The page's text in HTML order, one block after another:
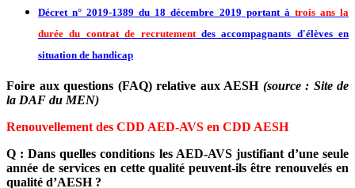
Décret n° 2019-1389 du 18 décembre 2019 portant à trois ans la
durée du contrat de recrutement des accompagnants d'élèves en
situation de handicap
Foire aux questions (FAQ) relative aux AESH (source : Site de
la DAF du MEN)
Renouvellement des CDD AED-AVS en CDD AESH
Q : Dans quelles conditions les AED-AVS justifiant d’une seule
année de services en cette qualité peuvent-ils être renouvelés en
qualité d’AESH ?